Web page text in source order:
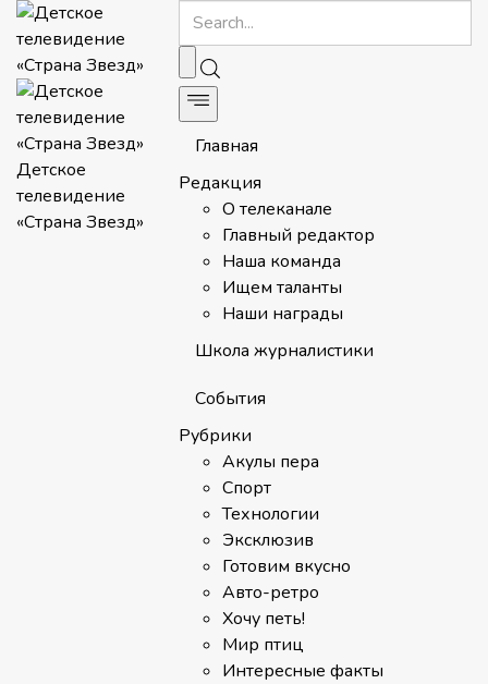
Детское
телевидение
«Страна Звезд»
Главная
Редакция
О телеканале
Главный редактор
Наша команда
Ищем таланты
Наши награды
Школа журналистики
События
Рубрики
Акулы пера
Спорт
Технологии
Эксклюзив
Готовим вкусно
Авто-ретро
Хочу петь!
Мир птиц
Интересные факты